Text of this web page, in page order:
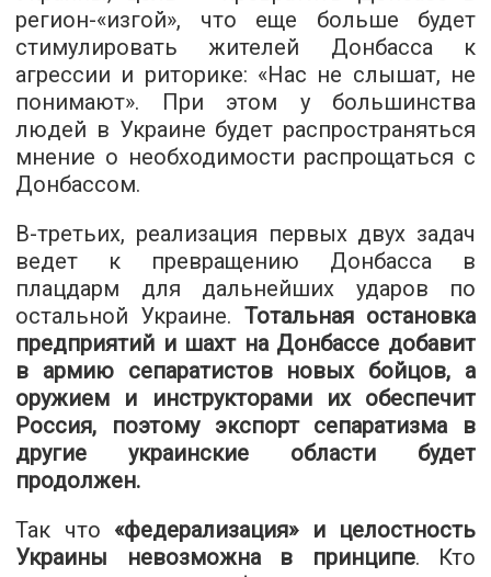
регион-«изгой», что еще больше будет
стимулировать жителей Донбасса к
агрессии и риторике: «Нас не слышат, не
понимают». При этом у большинства
людей в Украине будет распространяться
мнение о необходимости распрощаться с
Донбассом.
В-третьих, реализация первых двух задач
ведет к превращению Донбасса в
плацдарм для дальнейших ударов по
остальной Украине. Тотальная остановка
предприятий и шахт на Донбассе добавит
в армию сепаратистов новых бойцов, а
оружием и инструкторами их обеспечит
Россия, поэтому экспорт сепаратизма в
другие украинские области будет
продолжен.
Так что «федерализация» и целостность
Украины невозможна в принципе. Кто